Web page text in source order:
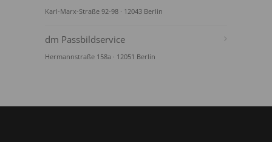
Karl-Marx-Straße 92-98 · 12043 Berlin
dm Passbildservice
Hermannstraße 158a · 12051 Berlin